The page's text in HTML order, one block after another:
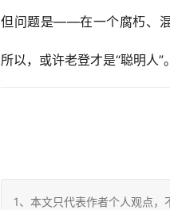
但问题是——在一个腐朽、
所以，或许老登才是“聪明人”。
1、本文只代表作者个人观点，